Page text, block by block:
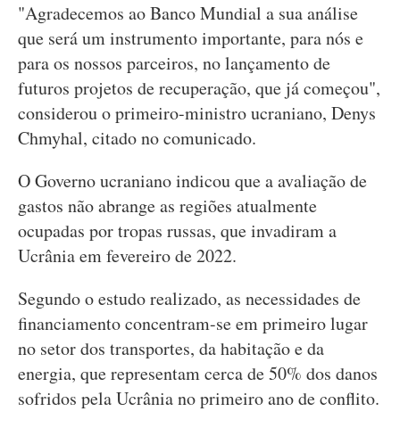
"Agradecemos ao Banco Mundial a sua análise
que será um instrumento importante, para nós e
para os nossos parceiros, no lançamento de
futuros projetos de recuperação, que já começou",
considerou o primeiro-ministro ucraniano, Denys
Chmyhal, citado no comunicado.
O Governo ucraniano indicou que a avaliação de
gastos não abrange as regiões atualmente
ocupadas por tropas russas, que invadiram a
Ucrânia em fevereiro de 2022.
Segundo o estudo realizado, as necessidades de
financiamento concentram-se em primeiro lugar
no setor dos transportes, da habitação e da
energia, que representam cerca de 50% dos danos
sofridos pela Ucrânia no primeiro ano de conflito.